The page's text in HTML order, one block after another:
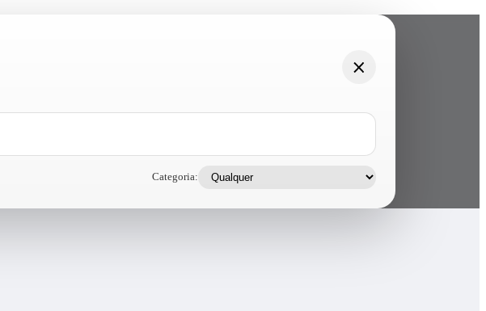
Categoria: